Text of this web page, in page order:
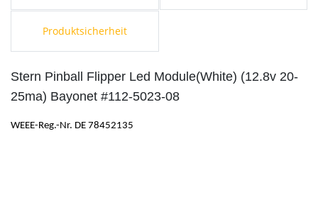
Produktsicherheit
Stern Pinball Flipper Led Module(White) (12.8v 20-
25ma) Bayonet #112-5023-08
WEEE-Reg.-Nr. DE 78452135